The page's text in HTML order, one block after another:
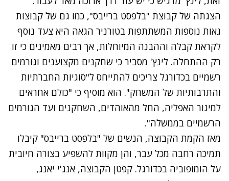
הצגתה של קבוצת "בלפסט ברייבס", כמו גם של קבוצות
גאות נוספות המשתתפות בטורניר הגאה היא צעד נוסף
לקראת קבלה וההבנה המיוחלות, אך רבים מאמינים כי זו
רק ההתחלה. לינץ' מסביר כי שחקנים מקצוענים וגורמים
רשמיים בכדורגל צריכים להתייחס ל"סוגיות החברתיות
והתרבותיות של המשחק". הוא מוסיף כי "כולם אחראים
למיגור האפליה, החל מהאוהדים, השחקנים ועד הגורמים
הרשמיים בממשלה".
מאז הקמת הקבוצה, הנשים של "בלפסט ברייבס" קיבלו
תמיכה רחבה מכל עבר, והן מקוות להשפיע בצורה חיובית
על הומופוביה בכדורגל. קפטן הקבוצה, אנג'י יאנג,